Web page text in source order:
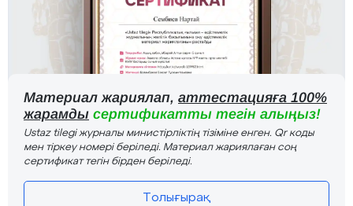
Материал жариялап, аттестацияға 100%
жарамды сертификатты тегін алыңыз!
Ustaz tilegi журналы министірліктің тізіміне енген. Qr коды
мен тіркеу номері беріледі. Материал жариялаған соң
сертификат тегін бірден беріледі.
Толығырақ